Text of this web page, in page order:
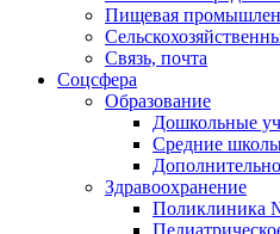
Пищевая
Связь, почта
Соцсфера
Образование
Дошкольные
Средние
Здравоохранение
Поликлиника